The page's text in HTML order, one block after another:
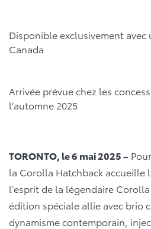
Disponible exclusivement avec
Canada
Arrivée prévue chez les
l’automne 2025
TORONTO, le 6 mai 2025 –
la Corolla Hatchback accueille
l’esprit de la légendaire
édition spéciale allie avec brio
dynamisme contemporain,